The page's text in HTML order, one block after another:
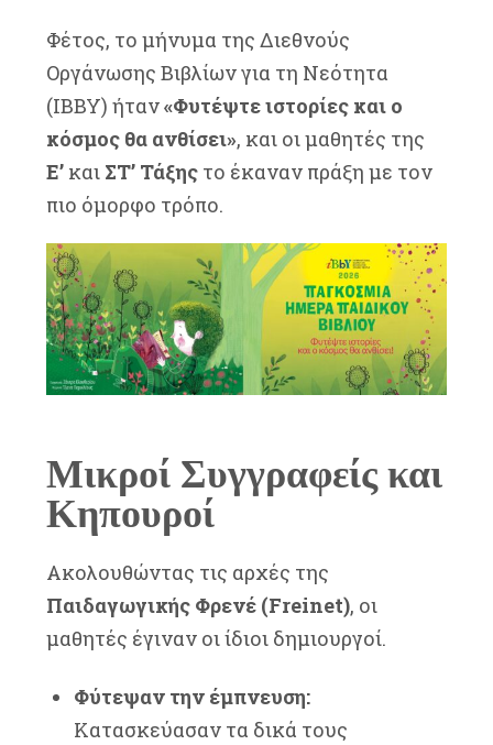
Φέτος, το μήνυμα της Διεθνούς
Οργάνωσης Βιβλίων για τη Νεότητα
(IBBY) ήταν«Φυτέψτε ιστορίες και ο
κόσμος θα ανθίσει», και οι μαθητές της
Ε’ και ΣΤ’ Τάξης το έκαναν πράξη με τον
πιο όμορφο τρόπο.
Μικροί Συγγραφείς και
Κηπουροί
Ακολουθώντας τις αρχές της
Παιδαγωγικής Φρενέ (Freinet), οι
μαθητές έγιναν οι ίδιοι δημιουργοί.
Φύτεψαν την έμπνευση:
Κατασκεύασαν τα δικά τους